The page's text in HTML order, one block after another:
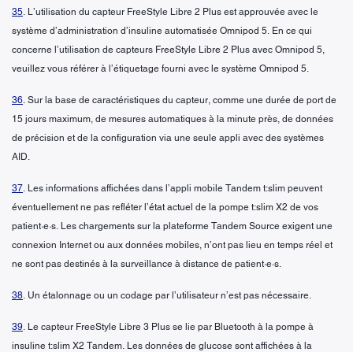
35. L’utilisation du capteur FreeStyle Libre 2 Plus est approuvée avec le
système d’administration d’insuline automatisée Omnipod 5. En ce qui
concerne l’utilisation de capteurs FreeStyle Libre 2 Plus avec Omnipod 5,
veuillez vous référer à l’étiquetage fourni avec le système Omnipod 5.
36. Sur la base de caractéristiques du capteur, comme une durée de port de
15 jours maximum, de mesures automatiques à la minute près, de données
de précision et de la configuration via une seule appli avec des systèmes
AID.
37. Les informations affichées dans l’appli mobile Tandem t:slim peuvent
éventuellement ne pas refléter l’état actuel de la pompe t:slim X2 de vos
patient·e·s. Les chargements sur la plateforme Tandem Source exigent une
connexion Internet ou aux données mobiles, n’ont pas lieu en temps réel et
ne sont pas destinés à la surveillance à distance de patient·e·s.
38. Un étalonnage ou un codage par l’utilisateur n’est pas nécessaire.
39. Le capteur FreeStyle Libre 3 Plus se lie par Bluetooth à la pompe à
insuline t:slim X2 Tandem. Les données de glucose sont affichées à la